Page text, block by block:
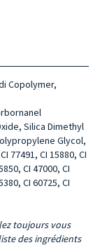
Copolymer,
Silica Dimethyl
Glycol,
77491, CI 15880, CI
CI 47000, CI
CI 60725, CI
toujours vous
des ingrédients